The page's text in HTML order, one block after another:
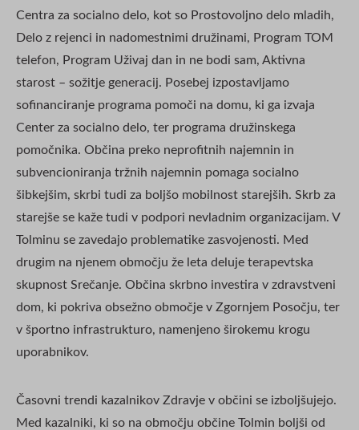
Centra za socialno delo, kot so Prostovoljno delo mladih,
Delo z rejenci in nadomestnimi družinami, Program TOM
telefon, Program Uživaj dan in ne bodi sam, Aktivna
starost – sožitje generacij. Posebej izpostavljamo
sofinanciranje programa pomoči na domu, ki ga izvaja
Center za socialno delo, ter programa družinskega
pomočnika. Občina preko neprofitnih najemnin in
subvencioniranja tržnih najemnin pomaga socialno
šibkejšim, skrbi tudi za boljšo mobilnost starejših. Skrb za
starejše se kaže tudi v podpori nevladnim organizacijam. V
Tolminu se zavedajo problematike zasvojenosti. Med
drugim na njenem območju že leta deluje terapevtska
skupnost Srečanje. Občina skrbno investira v zdravstveni
dom, ki pokriva obsežno območje v Zgornjem Posočju, ter
v športno infrastrukturo, namenjeno širokemu krogu
uporabnikov.
Časovni trendi kazalnikov Zdravje v občini se izboljšujejo.
Med kazalniki, ki so na območju občine Tolmin boljši od